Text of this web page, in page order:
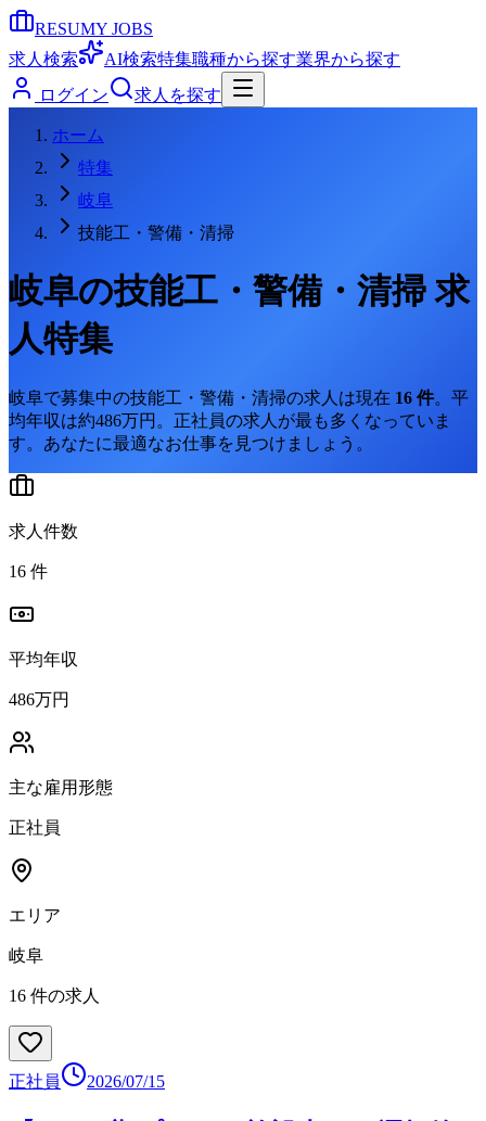
RESUMY JOBS
求人検索
AI検索特集職種から探す業界から探す
ログイン
求人を探す
ホーム
特集
岐阜
技能工・警備・清掃
岐阜の技能工・警備・清掃求
人特集
岐阜で募集中の技能工・警備・清掃の求人は現在 16 件。 平
均年収は約486万円。 正社員の求人が最も多くなっていま
す。 あなたに最適なお仕事を見つけましょう。
求人件数
16 件
平均年収
486万円
主な雇用形態
正社員
エリア
岐阜
16 件の求人
正社員 2026/07/15